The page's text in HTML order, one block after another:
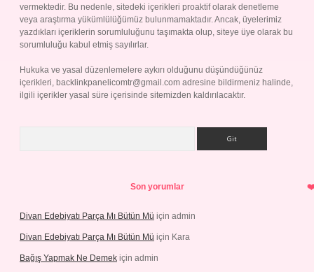
vermektedir. Bu nedenle, sitedeki içerikleri proaktif olarak denetleme
veya araştırma yükümlülüğümüz bulunmamaktadır. Ancak, üyelerimiz
yazdıkları içeriklerin sorumluluğunu taşımakta olup, siteye üye olarak bu
sorumluluğu kabul etmiş sayılırlar.
Hukuka ve yasal düzenlemelere aykırı olduğunu düşündüğünüz
içerikleri, backlinkpanelicomtr@gmail.com adresine bildirmeniz halinde,
ilgili içerikler yasal süre içerisinde sitemizden kaldırılacaktır.
Son yorumlar
Divan Edebiyatı Parça Mı Bütün Mü için admin
Divan Edebiyatı Parça Mı Bütün Mü için Kara
Bağış Yapmak Ne Demek için admin